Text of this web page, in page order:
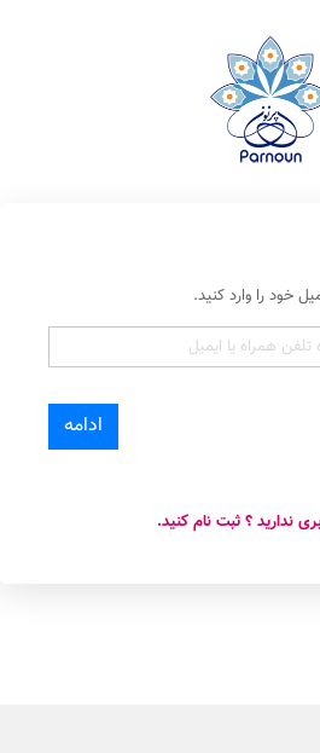
خود را وارد کنید.
ادامه
ندارید ؟ ثبت نام کنید.